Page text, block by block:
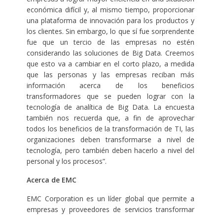
económica difícil y, al mismo tiempo, proporcionar
una plataforma de innovación para los productos y
los clientes. Sin embargo, lo que sí fue sorprendente
fue que un tercio de las empresas no estén
considerando las soluciones de Big Data. Creemos
que esto va a cambiar en el corto plazo, a medida
que las personas y las empresas reciban más
información acerca de los beneficios
transformadores que se pueden lograr con la
tecnología de analítica de Big Data. La encuesta
también nos recuerda que, a fin de aprovechar
todos los beneficios de la transformación de TI, las
organizaciones deben transformarse a nivel de
tecnología, pero también deben hacerlo a nivel del
personal y los procesos”.
Acerca de EMC
EMC Corporation es un líder global que permite a
empresas y proveedores de servicios transformar